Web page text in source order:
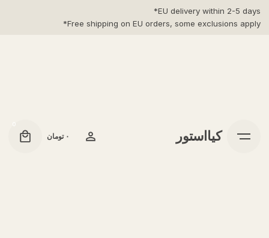
Skip
EU delivery within 2-5 days*
Free shipping on EU orders, some exclusions apply*
کیااستور ۰ تومان
0